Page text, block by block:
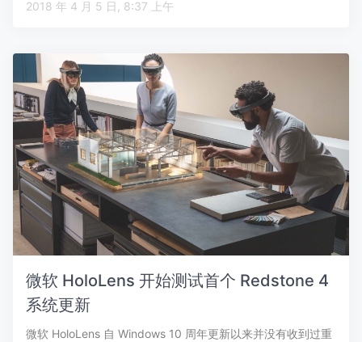
2018 年 4 月 5 日, 8:37 上午
微软 HoloLens 开始测试首个 Redstone 4
系统更新
微软 HoloLens 自 Windows 10 周年更新以来并没有收到过重